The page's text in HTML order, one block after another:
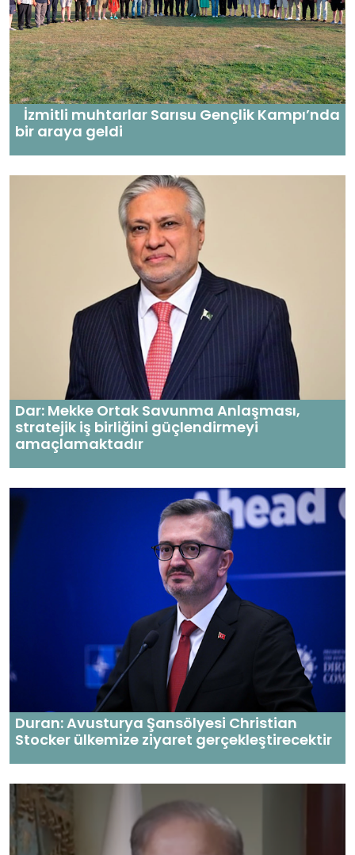
İzmitli muhtarlar Sarısu Gençlik Kampı’nda
bir araya geldi
Dar: Mekke Ortak Savunma Anlaşması,
stratejik iş birliğini güçlendirmeyi
amaçlamaktadır
Duran: Avusturya Şansölyesi Christian
Stocker ülkemize ziyaret gerçekleştirecektir